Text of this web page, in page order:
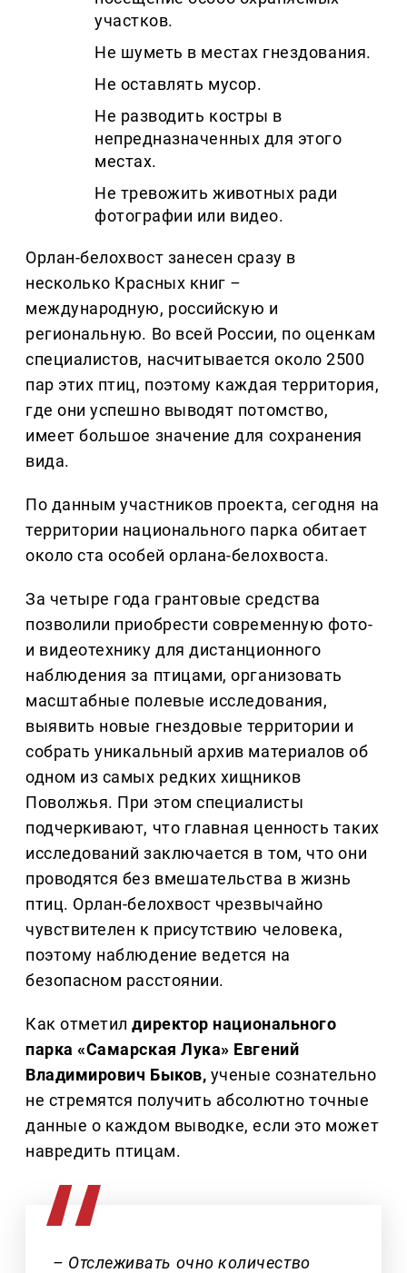
участков.
Не шуметь в местах гнездования.
Не оставлять мусор.
Не разводить костры в
непредназначенных для этого
местах.
Не тревожить животных ради
фотографии или видео.
Орлан-белохвост занесен сразу в
несколько Красных книг –
международную, российскую и
региональную. Во всей России, по оценкам
специалистов, насчитывается около 2500
пар этих птиц, поэтому каждая территория,
где они успешно выводят потомство,
имеет большое значение для сохранения
вида.
По данным участников проекта, сегодня на
территории национального парка обитает
около ста особей орлана-белохвоста.
За четыре года грантовые средства
позволили приобрести современную фото-
и видеотехнику для дистанционного
наблюдения за птицами, организовать
масштабные полевые исследования,
выявить новые гнездовые территории и
собрать уникальный архив материалов об
одном из самых редких хищников
Поволжья. При этом специалисты
подчеркивают, что главная ценность таких
исследований заключается в том, что они
проводятся без вмешательства в жизнь
птиц. Орлан-белохвост чрезвычайно
чувствителен к присутствию человека,
поэтому наблюдение ведется на
безопасном расстоянии.
Как отметилдиректор национального
парка «Самарская Лука» Евгений
Владимирович Быков, ученые сознательно
не стремятся получить абсолютно точные
данные о каждом выводке, если это может
навредить птицам.
– Отслеживать очно количество